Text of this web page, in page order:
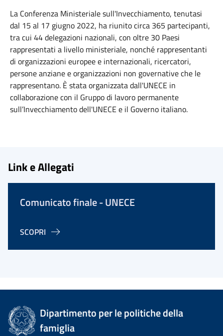
La Conferenza Ministerialesull'Invecchiamento, tenutasi
dal 15 al 17 giugno 2022, ha riunitocirca 365 partecipanti,
tracui 44delegazioni nazionali, con oltre 30 Paesi
rappresentati a livello ministeriale, nonché rappresentanti
di organizzazioni europeee internazionali, ricercatori,
personeanzianeeorganizzazioni non governativeche le
rappresentano. È stataorganizzatadall'UNECE in
collaborazionecon il Gruppo di lavoro permanente
sull’Invecchiamentodell'UNECE e il Governo italiano.
Link e Allegati
Comunicato finale - UNECE
SCOPRI
Dipartimento per le politiche della
famiglia